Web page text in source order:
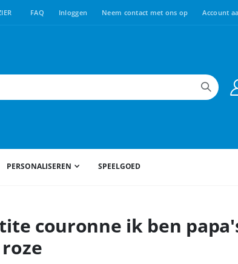
FAQ Inloggen Neem contact met ons op Account
PERSONALISEREN SPEELGOED
couronne ik ben